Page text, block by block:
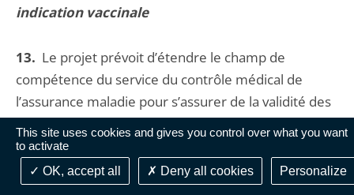
This site uses cookies and gives you control over what you want
to activate
OK, accept all
Deny all cookies Personalize
indication vaccinale
13. Le projet prévoit d’étendre le champ de
compétence du service du contrôle médical de
l’assurance maladie pour s’assurer de la validité des
certificats médicaux de contre-indication vaccinale
dispensant de l’obligation de justifier de la détention
d’un « passe sanitaire ». Ce contrôle serait réalisé
par le médecin conseil de l’organisme d’assurance